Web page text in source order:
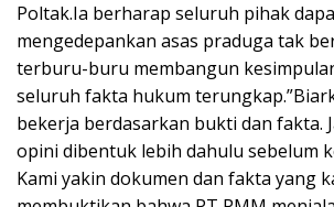
Poltak.Ia berharap seluruh pihak
mengedepankan asas praduga tak
terburu-buru membangun
seluruh fakta hukum
bekerja berdasarkan bukti dan fakta.
opini dibentuk lebih dahulu sebelum
Kami yakin dokumen dan fakta yang